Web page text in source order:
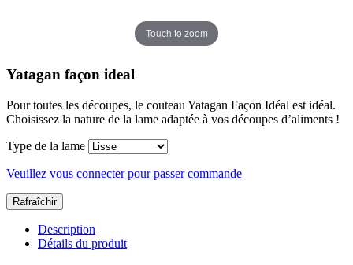
Touch to zoom
Yatagan façon ideal
Pour toutes les découpes, le couteau Yatagan Façon Idéal est idéal.
Choisissez la nature de la lame adaptée à vos découpes d’aliments !
Type de la lame
Veuillez vous connecter pour passer commande
Description
Détails du produit